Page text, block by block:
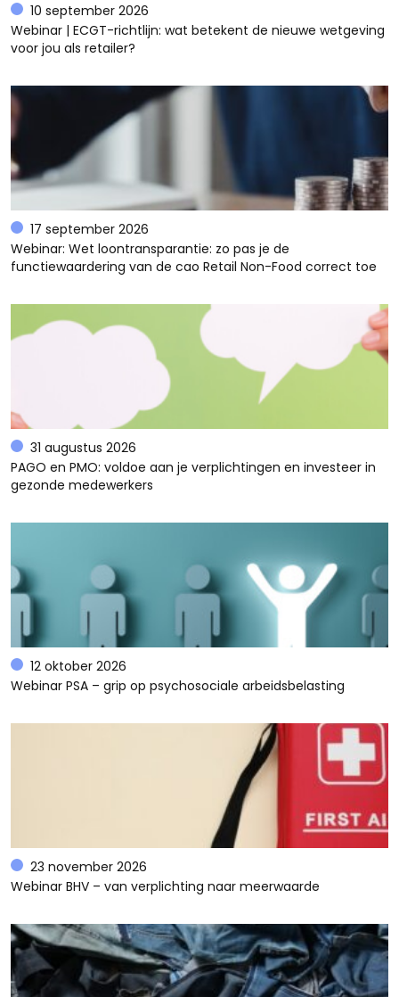
10 september 2026
Webinar | ECGT-richtlijn: wat betekent de nieuwe wetgeving
voor jou als retailer?
17 september 2026
Webinar: Wet loontransparantie: zo pas je de
functiewaardering van de cao Retail Non-Food correct toe
31 augustus 2026
PAGO en PMO: voldoe aan je verplichtingen en investeer in
gezonde medewerkers
12 oktober 2026
Webinar PSA – grip op psychosociale arbeidsbelasting
23 november 2026
Webinar BHV – van verplichting naar meerwaarde